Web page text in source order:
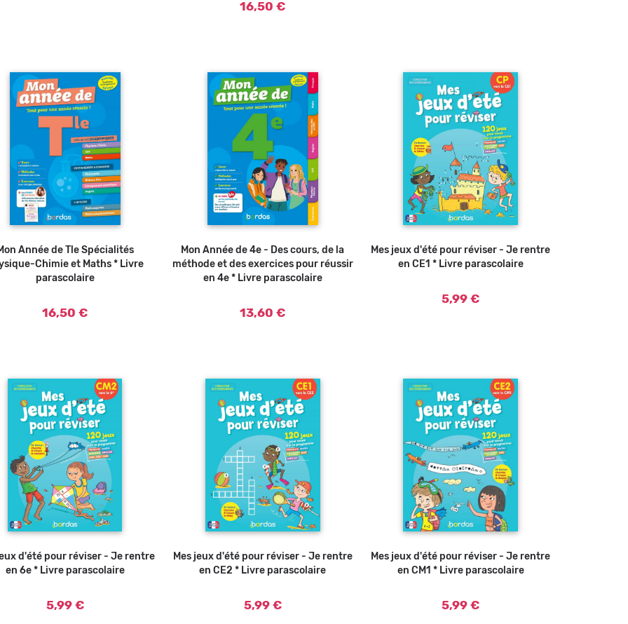
16,50 €
Ajouter au panier
Année de Tle Spécialités
Chimie et Maths * Livre
parascolaire
16,50 €
Ajouter au panier
Mon Année de 4e - Des cours, de la
méthode et des exercices pour réussir
en 4e * Livre parascolaire
13,60 €
Ajouter au panier
Mes jeux d'été pour réviser - Je rentre
en CE1 * Livre parascolaire
5,99 €
Ajouter au panier
d'été pour réviser - Je rentre
en 6e * Livre parascolaire
5,99 €
Ajouter au panier
Mes jeux d'été pour réviser - Je rentre
en CE2 * Livre parascolaire
5,99 €
Ajouter au panier
Mes jeux d'été pour réviser - Je rentre
en CM1 * Livre parascolaire
5,99 €